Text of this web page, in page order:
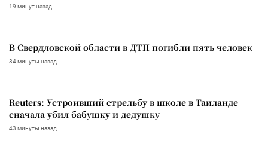
19 минут назад
В Свердловской области в ДТП погибли пять человек
34 минуты назад
Reuters: Устроивший стрельбу в школе в Таиланде
сначала убил бабушку и дедушку
43 минуты назад